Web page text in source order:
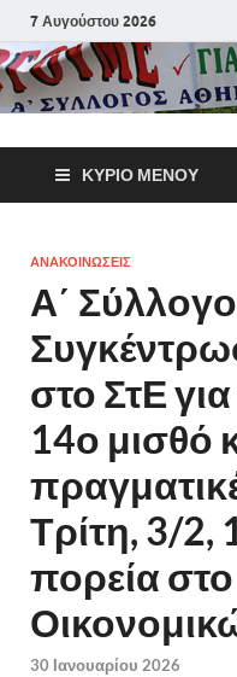
7 Αυγούστου 2026
ΚΎΡΙΟ ΜΕΝΟΎ
ΑΝΑΚΟΙΝΩΣΕΙΣ
Α΄
στο ΣτΕ
14ο μισθό
Τρίτη, 3/2,
πορεία
30 Ιανουαρίου 2026